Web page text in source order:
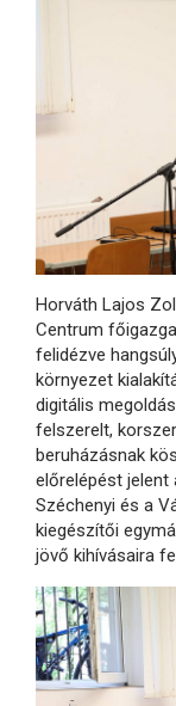
Horváth Lajos
Centrum
felidézve
környezet
digitális
felszerelt,
beruházásnak
előrelépést jelent
Széchenyi és a
kiegészítői
jövő kihívásaira